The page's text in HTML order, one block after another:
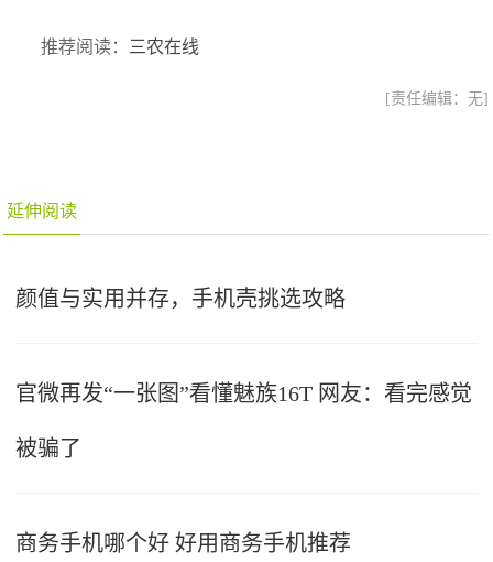
推荐阅读： 三农在线
[责任编辑：无]
延伸阅读
颜值与实用并存，手机壳挑选攻略
官微再发“一张图”看懂魅族16T 网友：看完感觉
被骗了
商务手机哪个好 好用商务手机推荐